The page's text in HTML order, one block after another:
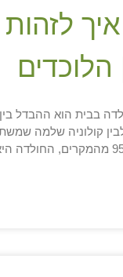
לזהות
בבית הוא ההבדל
קולוניה שלמה
תוך חודשיים. ב-95% מהמקרים,